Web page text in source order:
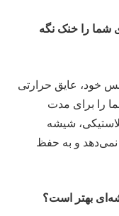
شما را خنک نگه
خود، عایق حرارتی
را برای مدت
شیشه
نمی‌دهد و به حفظ